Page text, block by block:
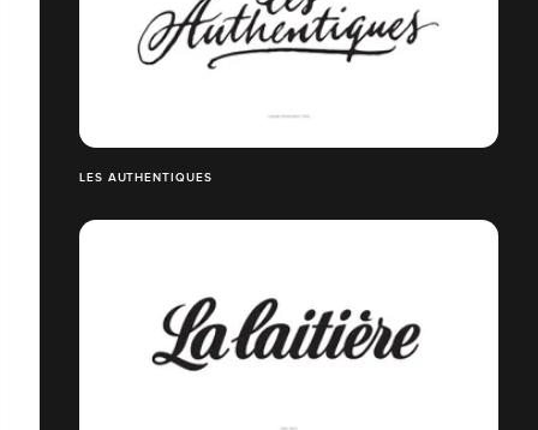
LES AUTHENTIQUES